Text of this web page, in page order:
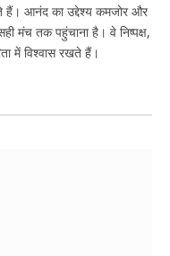
हैं। आनंद का उद्देश्य कमजोर और
मंच तक पहुंचाना है। वे निष्पक्ष,
में विश्वास रखते हैं।